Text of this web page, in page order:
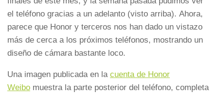
el teléfono gracias a un adelanto (visto arriba). Ahora,
parece que Honor y terceros nos han dado un vistazo
más de cerca a los próximos teléfonos, mostrando un
diseño de cámara bastante loco.
Una imagen publicada en la cuenta de Honor
Weibo muestra la parte posterior del teléfono, completa